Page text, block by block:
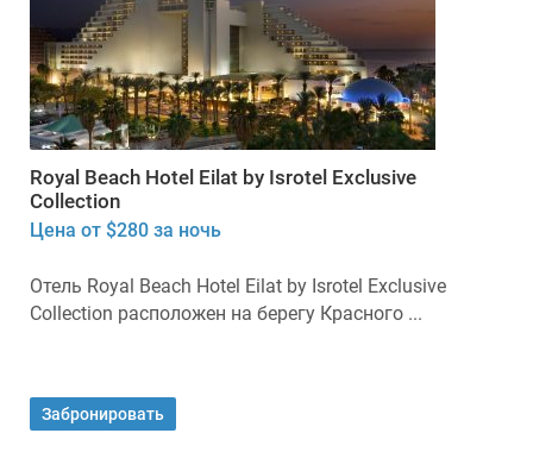
Royal Beach Hotel Eilat by Isrotel Exclusive
Collection
Цена от $280 за ночь
Отель Royal Beach Hotel Eilat by Isrotel Exclusive
Collection расположен на берегу Красного ...
Забронировать